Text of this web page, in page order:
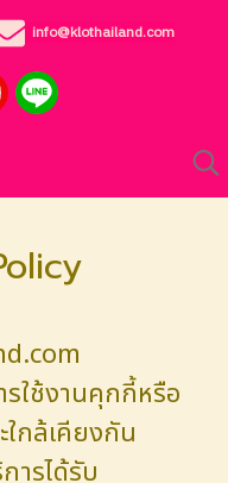
info@klothailand.com
รใช้งานคุกกี้หรือ
กล้เคียงกัน
ารได้รับ